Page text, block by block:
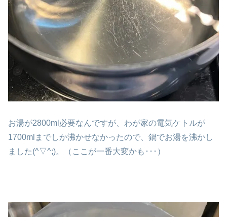
お湯が2800ml必要なんですが、わが家の電気ケトルが
1700mlまでしか沸かせなかったので、鍋でお湯を沸かし
ました(^▽^;)。（ここが一番大変かも･･･）